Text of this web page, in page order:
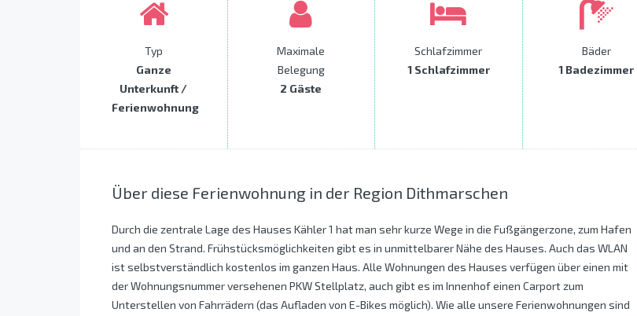
Typ
Ganze
Unterkunft /
Ferienwohnung
Maximale
Belegung
2 Gäste
Schlafzimmer
1 Schlafzimmer
Bäder
1 Badezimmer
Über diese Ferienwohnung in der Region Dithmarschen
Durch die zentrale Lage des Hauses Kähler 1 hat man sehr kurze Wege in die Fußgängerzone, zum Hafen
und an den Strand. Frühstücksmöglichkeiten gibt es in unmittelbarer Nähe des Hauses. Auch das WLAN
ist selbstverständlich kostenlos im ganzen Haus. Alle Wohnungen des Hauses verfügen über einen mit
der Wohnungsnummer versehenen PKW Stellplatz, auch gibt es im Innenhof einen Carport zum
Unterstellen von Fahrrädern (das Aufladen von E-Bikes möglich). Wie alle unsere Ferienwohnungen sind